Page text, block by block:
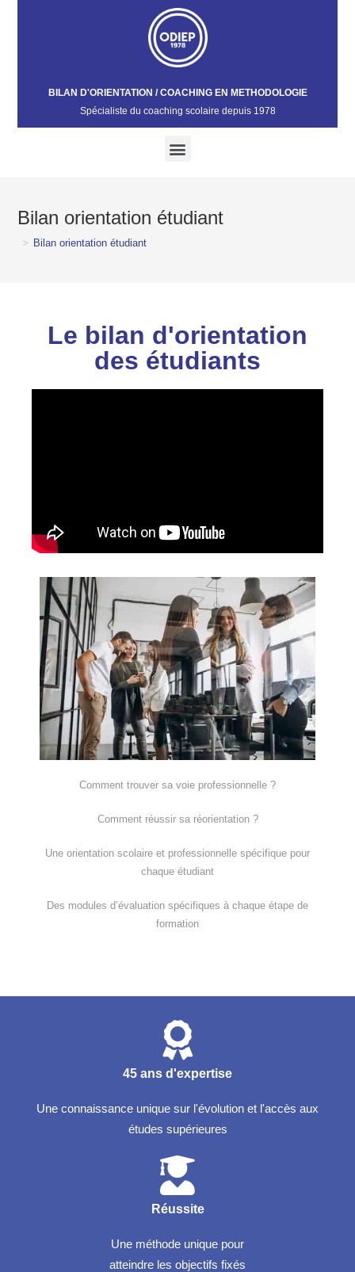
BILAN D'ORIENTATION / COACHING EN METHODOLOGIE
Spécialiste du coaching scolaire depuis 1978​
Bilan orientation étudiant
> Bilan orientation étudiant
Le bilan d'orientation
des étudiants
Comment trouver sa voie professionnelle ?
Comment réussir sa réorientation ?
Une orientation scolaire et professionnelle spécifique pour
chaque étudiant
Des modules d’évaluation spécifiques à chaque étape de
formation
45 ans d'expertise
Une connaissance unique sur l'évolution et l'accès aux
études supérieures
Réussite
Une méthode unique pour
atteindre les objectifs fixés